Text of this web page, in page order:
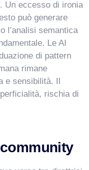
Un eccesso di ironia
può generare
l’analisi semantica
Le AI
di pattern
rimane
e sensibilità. Il
rischia di